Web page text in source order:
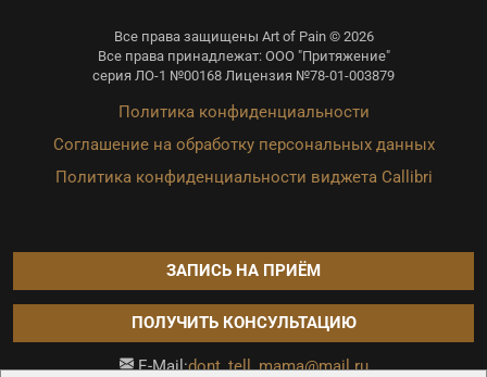
Все права защищены Art of Pain © 2026
Все права принадлежат: ООО "Притяжение"
серия ЛО-1 №00168 Лицензия №78-01-003879
Политика конфиденциальности
Соглашение на обработку персональных данных
Политика конфиденциальности виджета Callibri
ЗАПИСЬ НА ПРИЁМ
ПОЛУЧИТЬ КОНСУЛЬТАЦИЮ
E-Mail:dont_tell_mama@mail.ru